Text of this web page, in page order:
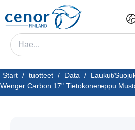
Start / tuotteet / Data / Laukut/
Wenger Carbon 17" Tietokonereppu